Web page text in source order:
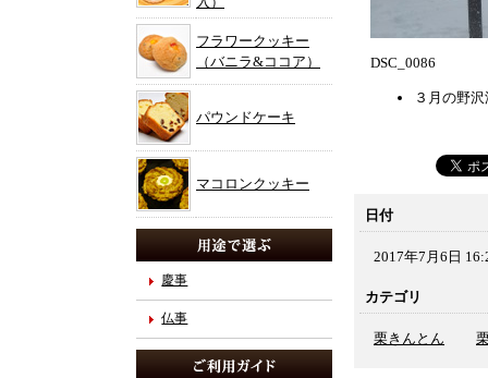
フラワークッキー
（バニラ&ココア）
パウンドケーキ
マコロンクッキー
慶事
仏事
DSC_0086
３月の野
日付
2017年7月6日
カテゴリ
栗きんとん